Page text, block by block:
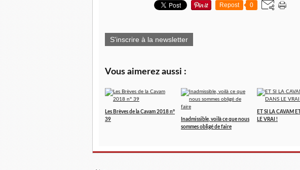
Repost 0
S'inscrire à la newsletter
Vous aimerez aussi :
Les Brèves de la Cavam 2018 n°
39
Inadmissible, voilà ce que nous
sommes obligé de faire
ET SI LA CAVAM
LE VRAI !